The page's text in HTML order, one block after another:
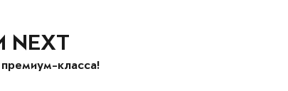
NEXT
класса!